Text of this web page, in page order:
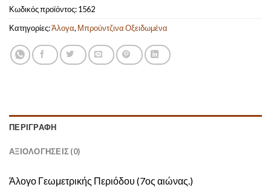
Κωδικός προϊόντος:1562
Κατηγορίες:Άλογα, Μπρούντζινα Οξειδωμένα
ΠΕΡΙΓΡΑΦΉ
ΑΞΙΟΛΟΓΉΣΕΙΣ (0)
Άλογο Γεωμετρικής Περιόδου (7ος αιώνας.)